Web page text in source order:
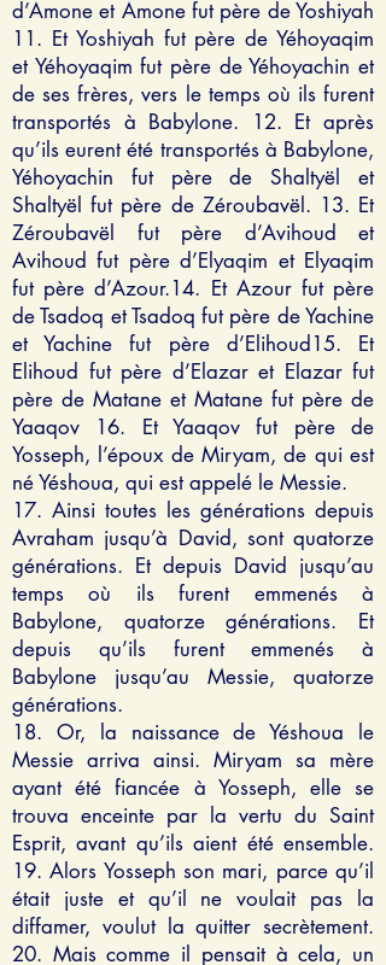
d’Amone et Amone fut père de Yoshiyah
11. Et Yoshiyah fut père de Yéhoyaqim
et Yéhoyaqim fut père de Yéhoyachin et
de ses frères, vers le temps où ils furent
transportés à Babylone. 12. Et après
qu’ils eurent été transportés à Babylone,
Yéhoyachin fut père de Shaltyël et
Shaltyël fut père de Zéroubavël. 13. Et
Zéroubavël fut père d’Avihoud et
Avihoud fut père d’Elyaqim et Elyaqim
fut père d’Azour.14. Et Azour fut père
de Tsadoq et Tsadoq fut père de Yachine
et Yachine fut père d’Elihoud15. Et
Elihoud fut père d’Elazar et Elazar fut
père de Matane et Matane fut père de
Yaaqov 16. Et Yaaqov fut père de
Yosseph, l’époux de Miryam, de qui est
né Yéshoua, qui est appelé le Messie.
17. Ainsi toutes les générations depuis
Avraham jusqu’à David, sont quatorze
générations. Et depuis David jusqu’au
temps où ils furent emmenés à
Babylone, quatorze générations. Et
depuis qu’ils furent emmenés à
Babylone jusqu’au Messie, quatorze
générations.
18. Or, la naissance de Yéshoua le
Messie arriva ainsi. Miryam sa mère
ayant été fiancée à Yosseph, elle se
trouva enceinte par la vertu du Saint
Esprit, avant qu’ils aient été ensemble.
19. Alors Yosseph son mari, parce qu’il
était juste et qu’il ne voulait pas la
diffamer, voulut la quitter secrètement.
20. Mais comme il pensait à cela, un